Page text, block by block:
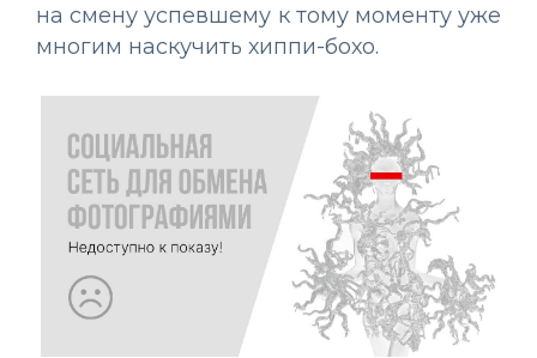
на смену успевшему к тому моменту уже
многим наскучить хиппи-бохо.